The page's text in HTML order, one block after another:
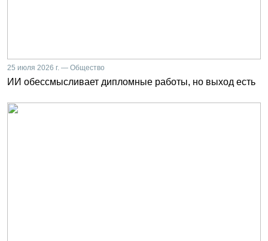
25 июля 2026 г. — Общество
ИИ обессмысливает дипломные работы, но выход есть